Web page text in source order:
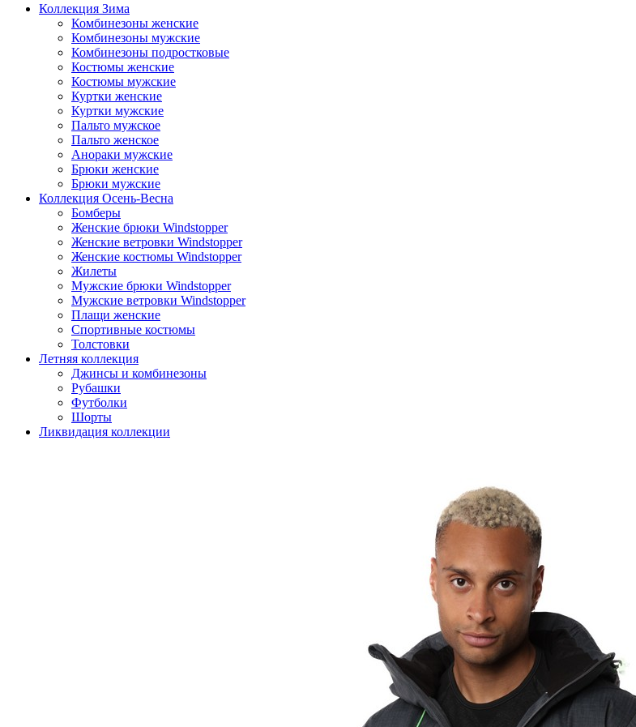
Коллекция Зима
Комбинезоны женские
Комбинезоны мужские
Комбинезоны подростковые
Костюмы женские
Костюмы мужские
Куртки женские
Куртки мужские
Пальто мужское
Пальто женское
Анораки мужские
Брюки женские
Брюки мужские
Коллекция Осень-Весна
Бомберы
Женские брюки Windstopper
Женские ветровки Windstopper
Женские костюмы Windstopper
Жилеты
Мужские брюки Windstopper
Мужские ветровки Windstopper
Плащи женские
Спортивные костюмы
Толстовки
Летняя коллекция
Джинсы и комбинезоны
Рубашки
Футболки
Шорты
Ликвидация коллекции